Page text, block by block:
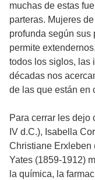
muchas de estas
parteras. Mujeres
profunda según sus
permite
todos los siglos, las
décadas nos
de las que están en
Para cerrar les dejo
IV d.C.), Isabella
Christiane Erxleben
Yates (1859-1912)
la química, la